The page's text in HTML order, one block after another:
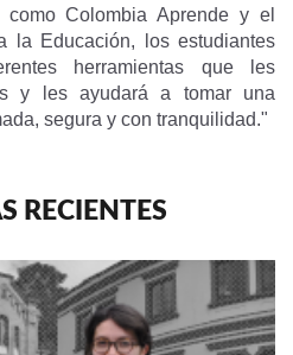
como Colombia Aprende y el
la Educación, los estudiantes
herramientas que les
y les ayudará a tomar una
segura y con tranquilidad."
RECIENTES